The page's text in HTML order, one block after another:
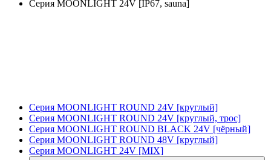
Серия MOONLIGHT 24V [IP67, sauna]
Серия MOONLIGHT ROUND 24V [круглый]
Серия MOONLIGHT ROUND 24V [круглый, трос]
Серия MOONLIGHT ROUND BLACK 24V [чёрный]
Серия MOONLIGHT ROUND 48V [круглый]
Серия MOONLIGHT 24V [MIX]